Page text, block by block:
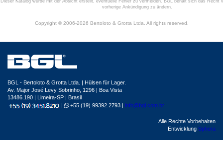
Dieser Katalog wurde mit der Absicht erstellt, eventuelle Fehler zu vermeiden. BGL behält sich das Recht
vorherige Ankündigung zu ändern.
Copyright © 2006-2026 Bertoloto & Grotta Ltda. All rights reserved.
BGL - Bertoloto & Grotta Ltda. | Hülsen für Lager.
Av. Major José Levy Sobrinho, 1296 | Boa Vista
13486.190 | Limeira-SP | Brasil
|
+55 (19) 99392.2793 | info@bgl.com.br
Alle Rechte Vorbehalten
Entwicklung Sphera